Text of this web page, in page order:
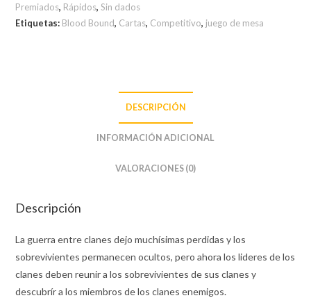
Premiados, Rápidos,Sin dados
Etiquetas: Blood Bound, Cartas, Competitivo, juego de mesa
DESCRIPCIÓN
INFORMACIÓN ADICIONAL
VALORACIONES (0)
Descripción
La guerra entre clanes dejo muchísimas perdidas y los
sobrevivientes permanecen ocultos, pero ahora los lideres de los
clanes deben reunir a los sobrevivientes de sus clanes y
descubrír a los miembros de los clanes enemigos.